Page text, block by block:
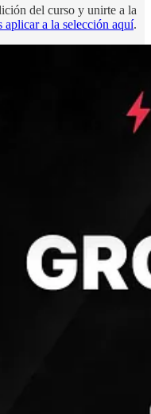
del curso y unirte a la
aplicar a la selección aquí.